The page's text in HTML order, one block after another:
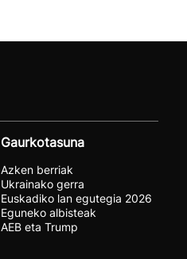
Gaurkotasuna
Azken berriak
Ukrainako gerra
Euskadiko lan egutegia 2026
Eguneko albisteak
AEB eta Trump